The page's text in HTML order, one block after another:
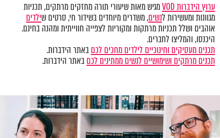
ערוץ הידברות VOD
מגיש מאות שיעורי תורה מחזקים מרתקים, תכניות
מגוונות ומעשירות לנשים, משדרים מיוחדים בשידור חי, סרטים שילדים
אוהבים ושלל תכניות מרתקות ומקוריות לצפייה חווייתית ומהנה בחינם.
היכנסו, והמליצו לחברים.
תכנים מעסיקים וחינוכיים לילדים מחכים לכםבאתר הידברות.
תכנים מרתקים ושימושיים לנשים ממתינים לכםבאתר הידברות.